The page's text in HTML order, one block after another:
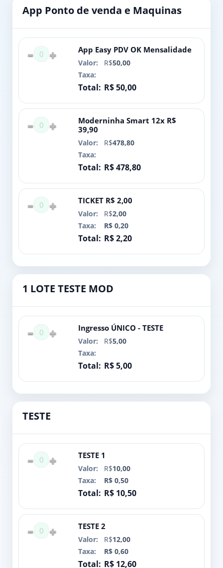
App Ponto de venda e Maquinas
0 App Easy PDV OK Mensalidade
R$50,00
R$ 50,00
0
Moderninha Smart 12x R$
39,90
R$478,80
R$ 478,80
0 TICKET R$ 2,00
R$2,00
R$ 0,20
R$ 2,20
1 LOTE TESTE MOD
0 Ingresso ÚNICO - TESTE
R$5,00
R$ 5,00
TESTE
0 TESTE 1
R$10,00
R$ 0,50
R$ 10,50
0 TESTE 2
R$12,00
R$ 0,60
R$ 12,60